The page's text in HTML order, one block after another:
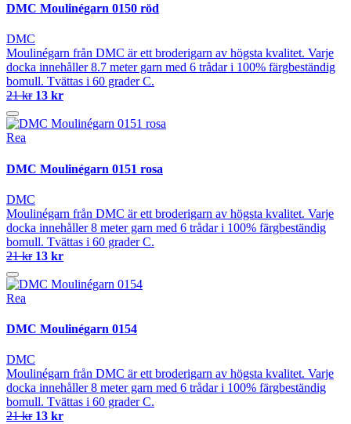
DMC Moulinégarn 0150 röd
DMC
Moulinégarn från DMC är ett broderigarn av högsta kvalitet. Varje
docka innehåller 8.7 meter garn med 6 trådar i 100% färgbeständig
bomull. Tvättas i 60 grader C.
21 kr 13 kr
Rea
DMC Moulinégarn 0151 rosa
DMC
Moulinégarn från DMC är ett broderigarn av högsta kvalitet. Varje
docka innehåller 8 meter garn med 6 trådar i 100% färgbeständig
bomull. Tvättas i 60 grader C.
21 kr 13 kr
Rea
DMC Moulinégarn 0154
DMC
Moulinégarn från DMC är ett broderigarn av högsta kvalitet. Varje
docka innehåller 8 meter garn med 6 trådar i 100% färgbeständig
bomull. Tvättas i 60 grader C.
21 kr 13 kr